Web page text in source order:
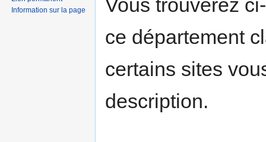
Vous trouverez
ce département
certains sites
description.
Information sur la page